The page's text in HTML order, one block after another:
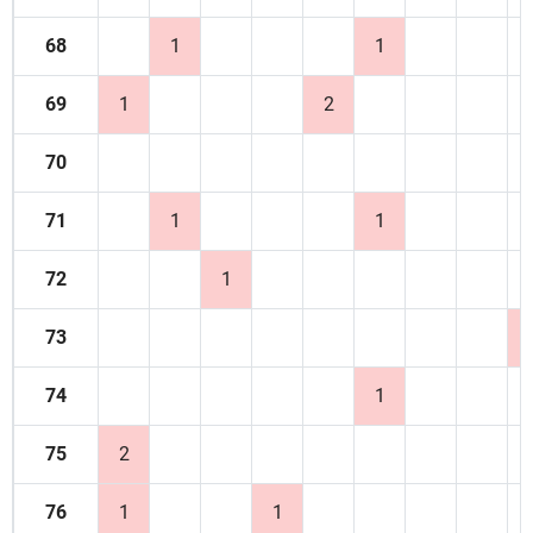
68 1 1
69 1 2
70
71 1 1
72 1
73
74 1
75 2
76 1 1